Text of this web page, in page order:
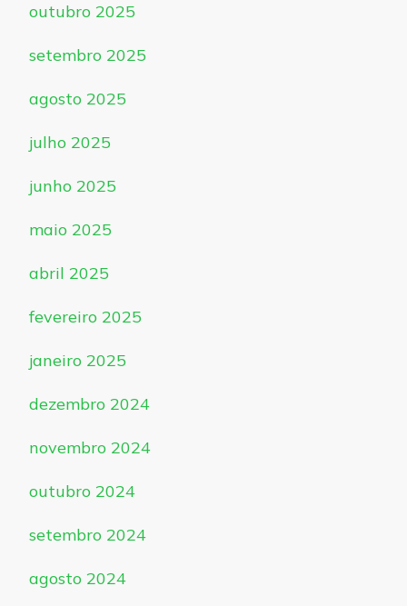
outubro 2025
setembro 2025
agosto 2025
julho 2025
junho 2025
maio 2025
abril 2025
fevereiro 2025
janeiro 2025
dezembro 2024
novembro 2024
outubro 2024
setembro 2024
agosto 2024